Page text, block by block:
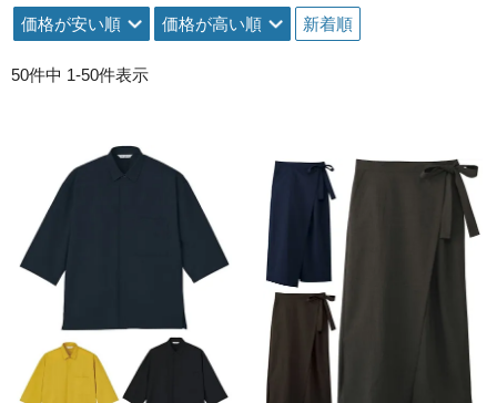
価格が安い順 価格が高い順 新着順
50件中 1-50件表示